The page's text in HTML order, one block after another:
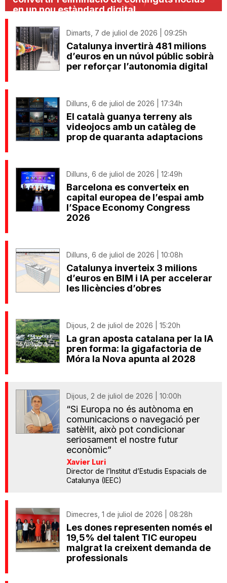
en un nou estàndard digital
Dimarts, 7 de juliol de 2026 | 09:25h
Catalunya invertirà 481 milions
d’euros en un núvol públic sobirà
per reforçar l’autonomia digital
Dilluns, 6 de juliol de 2026 | 17:34h
El català guanya terreny als
videojocs amb un catàleg de
prop de quaranta adaptacions
Dilluns, 6 de juliol de 2026 | 12:49h
Barcelona es converteix en
capital europea de l’espai amb
l’Space Economy Congress
2026
Dilluns, 6 de juliol de 2026 | 10:08h
Catalunya inverteix 3 milions
d’euros en BIM i IA per accelerar
les llicències d’obres
Dijous, 2 de juliol de 2026 | 15:20h
La gran aposta catalana per la IA
pren forma: la gigafactoria de
Móra la Nova apunta al 2028
Dijous, 2 de juliol de 2026 | 10:00h
“Si Europa no és autònoma en
comunicacions o navegació per
satèl·lit, això pot condicionar
seriosament el nostre futur
econòmic”
Xavier Luri
Director de l’Institut d’Estudis Espacials de
Catalunya (IEEC)
Dimecres, 1 de juliol de 2026 | 08:28h
Les dones representen només el
19,5% del talent TIC europeu
malgrat la creixent demanda de
professionals